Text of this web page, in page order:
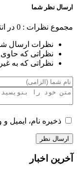
ارسال نظر شما
مجموع نظرات : 0 در
نظرات ارسال
نظراتی که حاوی
نظراتی که به
ذخیره نام، ایمیل
آخرین اخبار